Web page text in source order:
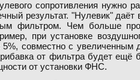
сопротивления нужно
результат. "Нулевик"
фильтром. Чем больше
при установке
5%, совместно с увеличенным
от фильтра будет ещё
от установки ФНС.